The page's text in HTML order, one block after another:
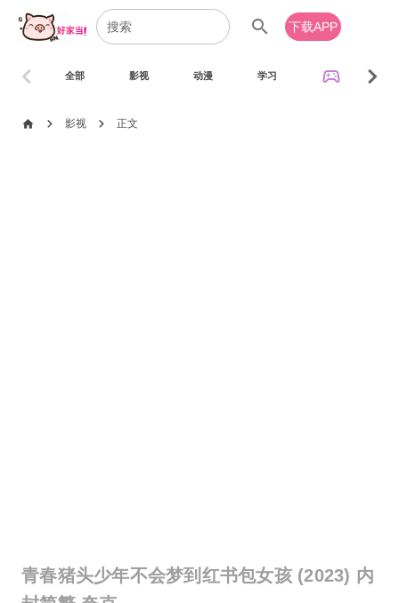
search 下载APP
全部 影视 动漫 学习 sports_esports
chevron_left chevron_right
home chevron_right 影视 chevron_right 正文
青春猪头少年不会梦到红书包女孩 (2023) 内